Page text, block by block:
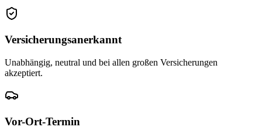
Versicherungs­anerkannt
Unabhängig, neutral und bei allen großen Versicherungen
akzeptiert.
Vor-Ort-Termin